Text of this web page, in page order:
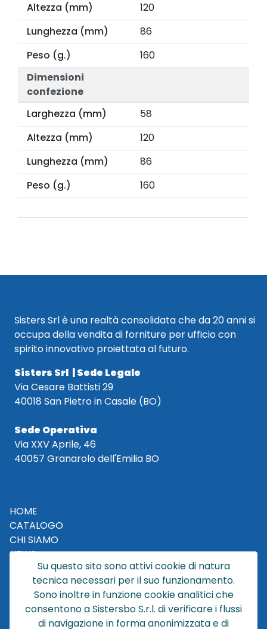
Altezza (mm)
120
Lunghezza (mm)
86
Peso (g.)
160
Dimensioni
confezione
Larghezza (mm)
58
Altezza (mm)
120
Lunghezza (mm)
86
Peso (g.)
160
Sisters Srl è una realtà consolidata che da 20 anni si
occupa della vendita di forniture per ufficio con
spirito innovativo proiettata al futuro.
Sisters Srl | Sede Legale
Via Cesare Battisti 29
40018 San Pietro in Casale (BO)
Sede Operativa
Via XXV Aprile, 46
40057 Granarolo dell'Emilia BO
HOME
CATALOGO
CHI SIAMO
NEWS
CONTATTACI
CONDIZIONI DI VENDITA
POLICY PRIVACY
NOTE LEGALI
Su questo sito sono attivi cookie di natura
tecnica necessari per il suo funzionamento.
Sono inoltre in funzione cookie analitici che
consentono a Sistersbo S.r.l. di verificare i flussi
di navigazione in forma anonimizzata e di